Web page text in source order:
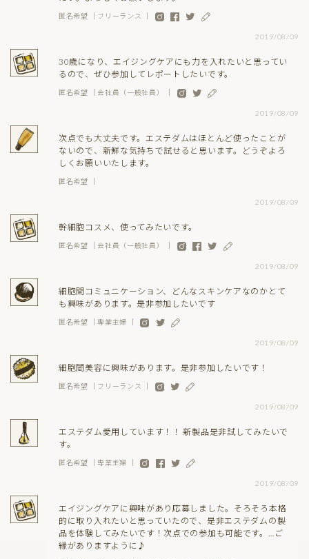
匿名希望 ｜フリーランス ｜
2019/08/09
30歳になり、エイジングケアにも力を入れたいと思ってい
るので、ぜひ参加してレポートしたいです。
匿名希望 ｜会社員（一般社員） ｜
2019/08/09
次点でも大丈夫です。エステダムはほとんど使ったことが
ないので、新鮮な気持ちで試せると思います。どうぞよろ
しくお願いいたします。
匿名希望 ｜
2019/08/09
幹細胞コスメ、使ってみたいです。
匿名希望 ｜会社員（一般社員） ｜
2019/08/09
細胞間コミュニケーション、どんなスキンケアなのかとて
も興味があります。是非参加したいです
匿名希望 ｜専業主婦 ｜
2019/08/09
細胞間美容に興味があります。是非参加したいです！
匿名希望 ｜フリーランス ｜
2019/08/09
エステダム愛用しています！！ 新製品是非試してみたいで
す。
匿名希望 ｜専業主婦 ｜
2019/08/09
エイジングケアに興味があり応募しました。そろそろ本格
的に取り入れたいと思っていたので、是非エステダムの製
品を体験してみたいです！次点での参加も可能です。…ご
縁がありますように♪